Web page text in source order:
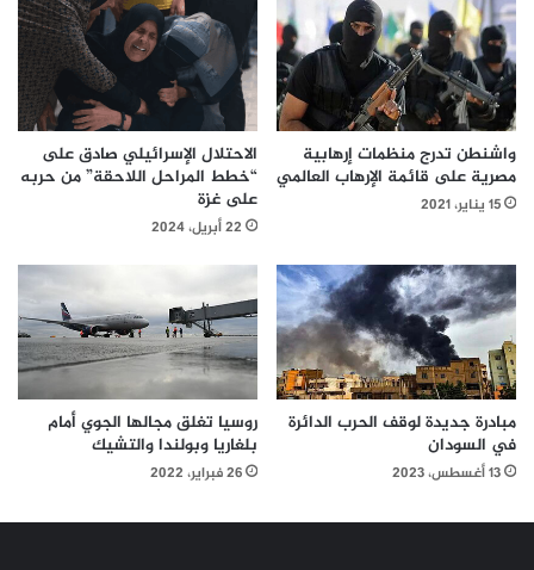
واشنطن تدرج منظمات إرهابية
مصرية على قائمة الإرهاب العالمي
15 يناير، 2021
الاحتلال الإسرائيلي صادق على
“خطط المراحل اللاحقة” من حربه
على غزة
22 أبريل، 2024
مبادرة جديدة لوقف الحرب الدائرة
في السودان
13 أغسطس، 2023
روسيا تغلق مجالها الجوي أمام
بلغاريا وبولندا والتشيك
26 فبراير، 2022